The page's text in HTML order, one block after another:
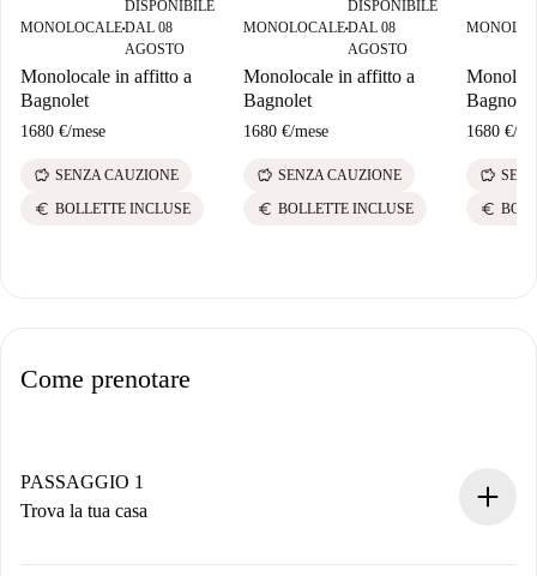
MONOLOCALE■
DISPONIBILE
DAL 08
AGOSTO
Monolocale in affitto a
Bagnolet
1680 €/mese
savings SENZA CAUZIONE
euro BOLLETTE INCLUSE
MONOLOCALE■
DISPONIBILE
DAL 08
AGOSTO
Monolocale in affitto a
Bagnolet
1680 €/mese
savings SENZA CAUZIONE
euro BOLLETTE INCLUSE
Bagnolet
1680 €/
savings
euro
Come prenotare
PASSAGGIO 1
Trova la tua casa